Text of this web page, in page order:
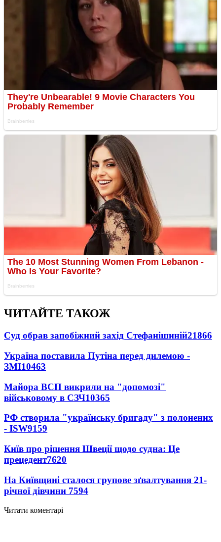
ЧИТАЙТЕ ТАКОЖ
Суд обрав запобіжний захід Стефанішиній21866
Україна поставила Путіна перед дилемою -
ЗМІ10463
Майора ВСП викрили на "допомозі"
військовому в СЗЧ10365
РФ створила "українську бригаду" з полонених
- ISW9159
Київ про рішення Швеції щодо судна: Це
прецедент7620
На Київщині сталося групове зґвалтування 21-
річної дівчини 7594
Читати коментарі